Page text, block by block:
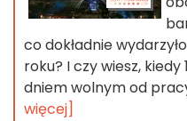
co dokładnie
roku? I czy wiesz, kiedy
dniem wolnym od
więcej]